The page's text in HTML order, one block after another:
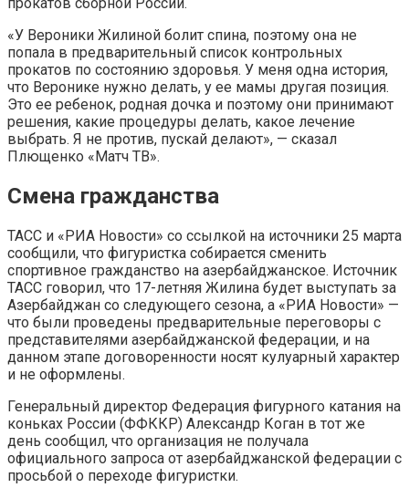
прокатов сборной России.
«У Вероники Жилиной болит спина, поэтому она не
попала в предварительный список контрольных
прокатов по состоянию здоровья. У меня одна история,
что Веронике нужно делать, у ее мамы другая позиция.
Это ее ребенок, родная дочка и поэтому они принимают
решения, какие процедуры делать, какое лечение
выбрать. Я не против, пускай делают», — сказал
Плющенко «Матч ТВ».
Смена гражданства
ТАСС и «РИА Новости» со ссылкой на источники 25 марта
сообщили, что фигуристка собирается сменить
спортивное гражданство на азербайджанское. Источник
ТАСС говорил, что 17-летняя Жилина будет выступать за
Азербайджан со следующего сезона, а «РИА Новости» —
что были проведены предварительные переговоры с
представителями азербайджанской федерации, и на
данном этапе договоренности носят кулуарный характер
и не оформлены.
Генеральный директор Федерация фигурного катания на
коньках России (ФФККР) Александр Коган в тот же
день сообщил, что организация не получала
официального запроса от азербайджанской федерации с
просьбой о переходе фигуристки.